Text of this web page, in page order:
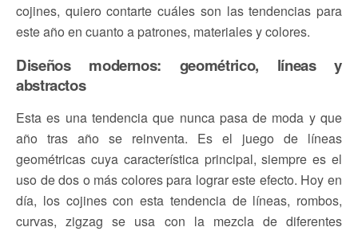
cojines, quiero contarte cuáles son las tendencias para
este año en cuanto a patrones, materiales y colores.
Diseños modernos: geométrico, líneas y
abstractos
Esta es una tendencia que nunca pasa de moda y que
año tras año se reinventa. Es el juego de líneas
geométricas cuya característica principal, siempre es el
uso de dos o más colores para lograr este efecto. Hoy en
día, los cojines con esta tendencia de líneas, rombos,
curvas, zigzag se usa con la mezcla de diferentes